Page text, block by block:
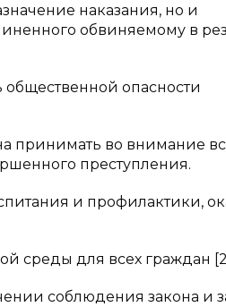
наказания, но и
обвиняемому в
общественной опасности
принимать во внимание
преступления.
и профилактики,
среды для всех граждан
соблюдения закона и